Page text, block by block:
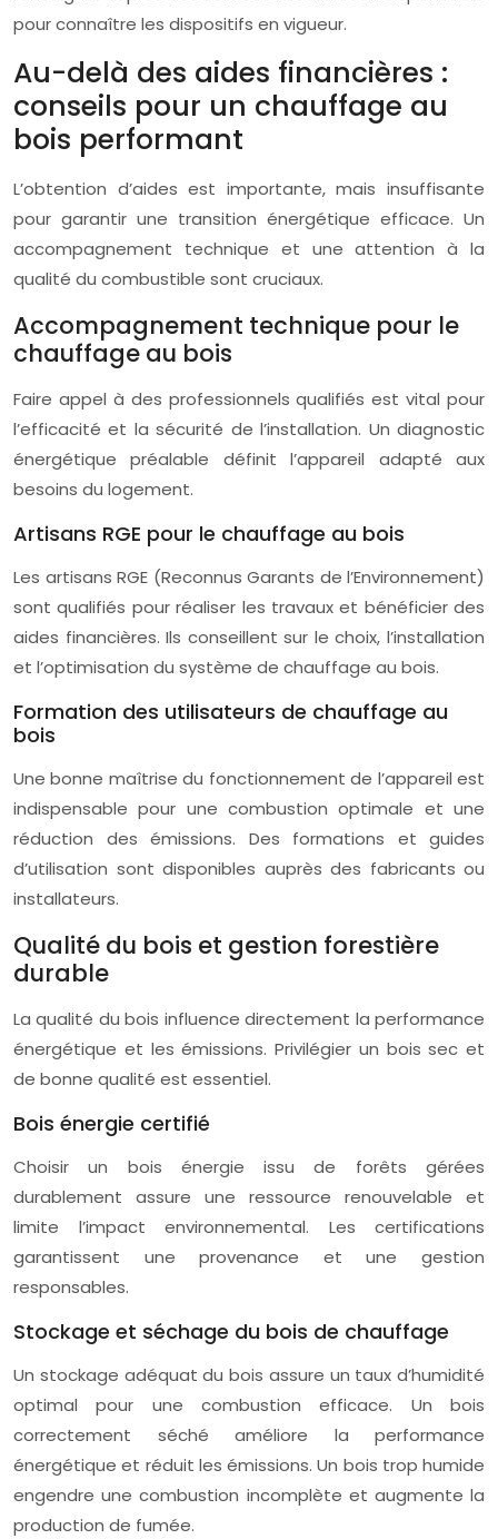
pour connaître les dispositifs en vigueur.
Au-delà des aides financières :
conseils pour un chauffage au
bois performant
L’obtention d’aides est importante, mais insuffisante
pour garantir une transition énergétique efficace. Un
accompagnement technique et une attention à la
qualité du combustible sont cruciaux.
Accompagnement technique pour le
chauffage au bois
Faire appel à des professionnels qualifiés est vital pour
l’efficacité et la sécurité de l’installation. Un diagnostic
énergétique préalable définit l’appareil adapté aux
besoins du logement.
Artisans RGE pour le chauffage au bois
Les artisans RGE (Reconnus Garants de l’Environnement)
sont qualifiés pour réaliser les travaux et bénéficier des
aides financières. Ils conseillent sur le choix, l’installation
et l’optimisation du système de chauffage au bois.
Formation des utilisateurs de chauffage au
bois
Une bonne maîtrise du fonctionnement de l’appareil est
indispensable pour une combustion optimale et une
réduction des émissions. Des formations et guides
d’utilisation sont disponibles auprès des fabricants ou
installateurs.
Qualité du bois et gestion forestière
durable
La qualité du bois influence directement la performance
énergétique et les émissions. Privilégier un bois sec et
de bonne qualité est essentiel.
Bois énergie certifié
Choisir un bois énergie issu de forêts gérées
durablement assure une ressource renouvelable et
limite l’impact environnemental. Les certifications
garantissent une provenance et une gestion
responsables.
Stockage et séchage du bois de chauffage
Un stockage adéquat du bois assure un taux d’humidité
optimal pour une combustion efficace. Un bois
correctement séché améliore la performance
énergétique et réduit les émissions. Un bois trop humide
engendre une combustion incomplète et augmente la
production de fumée.